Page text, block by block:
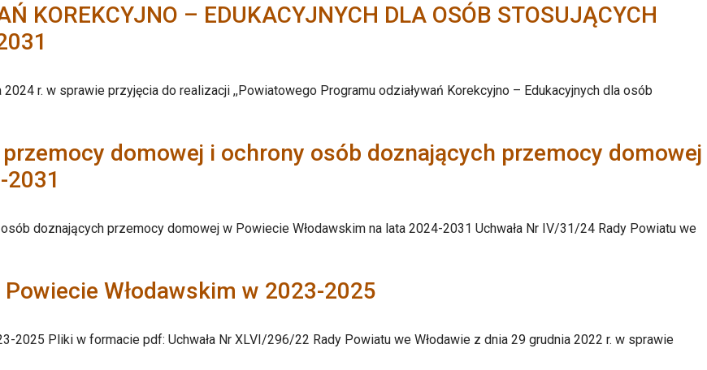
KOREKCYJNO – EDUKACYJNYCH DLA OSÓB STOSUJĄCYCH
r. w sprawie przyjęcia do realizacji ,,Powiatowego Programu odziaływań Korekcyjno – Edukacyjnych dla osób
domowej i ochrony osób doznających przemocy domowej
2031
doznających przemocy domowej w Powiecie Włodawskim na lata 2024-2031 Uchwała Nr IV/31/24 Rady Powiatu we
Włodawskim w 2023-2025
Pliki w formacie pdf: Uchwała Nr XLVI/296/22 Rady Powiatu we Włodawie z dnia 29 grudnia 2022 r. w sprawie